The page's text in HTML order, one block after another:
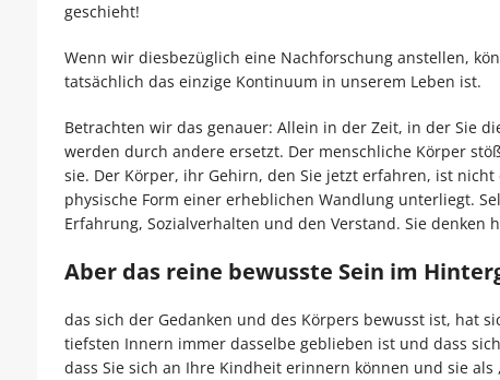
geschieht!
Wenn wir diesbezüglich eine Nachforschung anstellen,
tatsächlich das einzige Kontinuum in unserem Leben ist.
Betrachten wir das genauer: Allein in der Zeit, in der Sie
werden durch andere ersetzt. Der menschliche Körper
sie. Der Körper, ihr Gehirn, den Sie jetzt erfahren, ist
physische Form einer erheblichen Wandlung unterliegt.
Erfahrung, Sozialverhalten und den Verstand. Sie denken
Aber das reine bewusste Sein im
das sich der Gedanken und des Körpers bewusst ist, hat
tiefsten Innern immer dasselbe geblieben ist und dass
dass Sie sich an Ihre Kindheit erinnern können und sie als